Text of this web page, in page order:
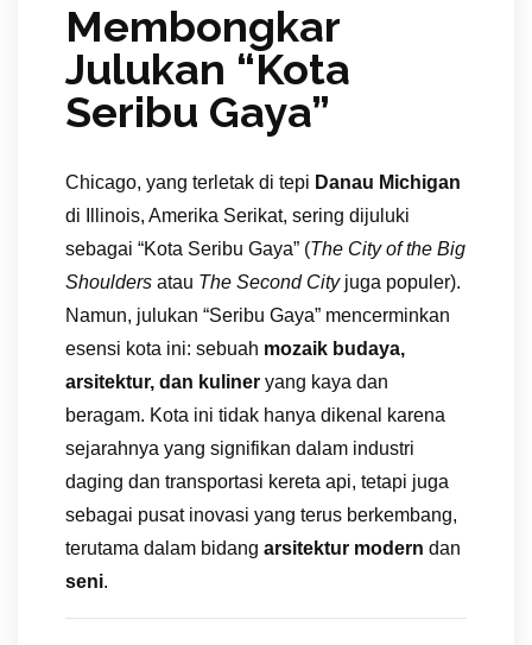
Membongkar
Julukan “Kota
Seribu Gaya”
Chicago, yang terletak di tepi Danau Michigan
di Illinois, Amerika Serikat, sering dijuluki
sebagai “Kota Seribu Gaya” (The City of the Big
Shoulders atau The Second Cityjuga populer).
Namun, julukan “Seribu Gaya” mencerminkan
esensi kota ini: sebuah mozaik budaya,
arsitektur, dan kuliner yang kaya dan
beragam. Kota ini tidak hanya dikenal karena
sejarahnya yang signifikan dalam industri
daging dan transportasi kereta api, tetapi juga
sebagai pusat inovasi yang terus berkembang,
terutama dalam bidang arsitektur modern dan
seni.